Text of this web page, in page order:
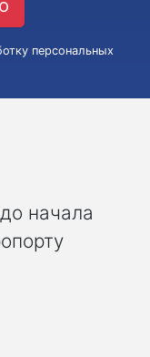
персональных
начала